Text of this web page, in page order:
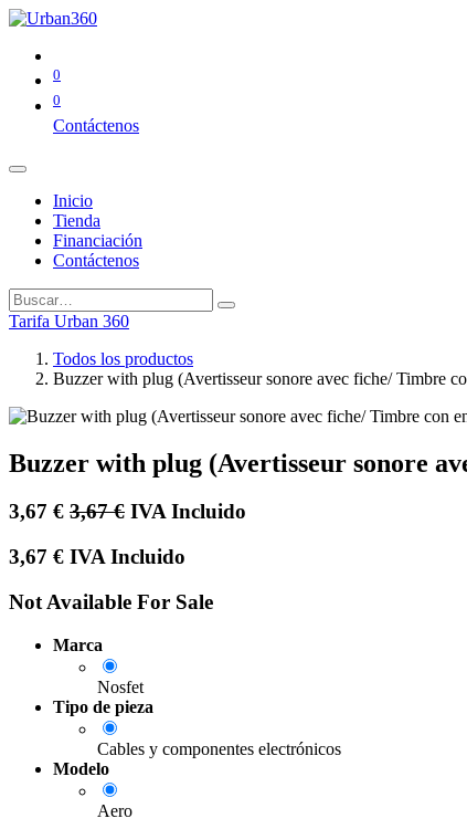
0
0
Contáctenos
Inicio
Tienda
Financiación
Contáctenos
Tarifa Urban 360
Todos los productos
Buzzer with plug (Avertisseur sonore avec fiche/ Timbre
Buzzer with plug (Avertisseur sonore
3,67 € 3,67€ IVA Incluido
3,67 € IVA Incluido
Not Available For Sale
Marca
Nosfet
Tipo de pieza
Cables y componentes electrónicos
Modelo
Aero